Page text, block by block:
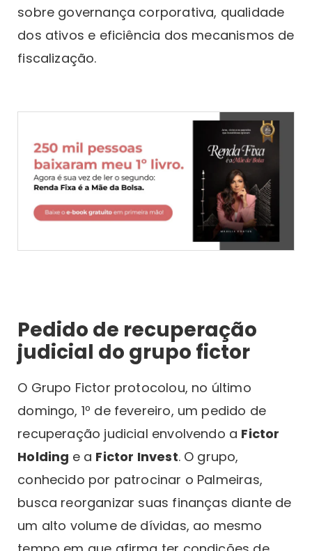
sobre governança corporativa, qualidade
dos ativos e eficiência dos mecanismos de
fiscalização.
Pedido de recuperação
judicial do grupo fictor
O Grupo Fictor protocolou, no último
domingo, 1º de fevereiro, um pedido de
recuperação judicial envolvendo a Fictor
Holding e a Fictor Invest. O grupo,
conhecido por patrocinar o Palmeiras,
busca reorganizar suas finanças diante de
um alto volume de dívidas, ao mesmo